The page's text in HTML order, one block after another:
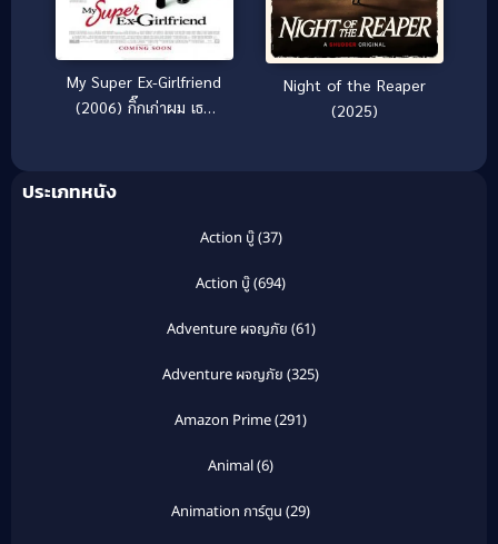
My Super Ex-Girlfriend
(2006) กิ๊กเก่าผม เธอ
Night of the Reaper
(2025)
ประเภทหนัง
Action บู๊(37)
Action บู๊(694)
Adventure ผจญภัย (61)
Adventure ผจญภัย (325)
Amazon Prime(291)
Animal(6)
Animation การ์ตูน (29)